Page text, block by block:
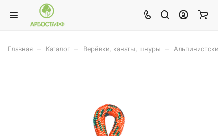
Главная Каталог Верёвки, канаты, шнуры